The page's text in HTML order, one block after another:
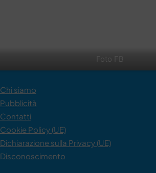
Foto FB
Chi siamo
Pubblicità
Contatti
Cookie Policy (UE)
Dichiarazione sulla Privacy (UE)
Disconoscimento